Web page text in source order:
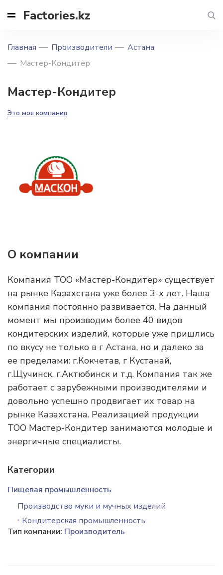
Factories.kz
Главная Производители
Астана
Мастер-Кондитер
Мастер-Кондитер
Это моя компания
О компании
Компания ТОО «Мастер-Кондитер» существует
на рынке Казахстана уже более 3-х лет. Наша
компания постоянно развивается. На данный
момент мы производим более 40 видов
кондитерских изделий, которые уже пришлись
по вкусу не только в г Астана, но и далеко за
ее пределами: г.Кокчетав, г Кустанай,
г.Щучинск, г.Актюбинск и т.д. Компания так же
работает с зарубежными производителями и
довольно успешно продвигает их товар на
рынке Казахстана. Реализацией продукции
ТОО Мастер-Кондитер занимаются молодые и
энергичные специалисты.
Категории
Пищевая промышленность
Производство муки и мучных изделий
Кондитерская промышленность
Тип компании: Производитель